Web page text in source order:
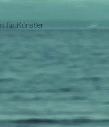
für Künstler